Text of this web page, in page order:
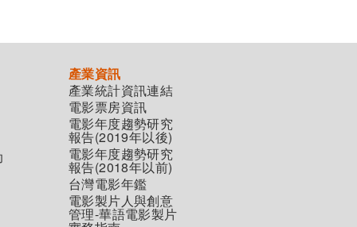
產業資訊
產業統計資訊連結
電影票房資訊
電影年度趨勢研究
報告(2019年以後)
電影年度趨勢研究
報告(2018年以前)
台灣電影年鑑
電影製片人與創意
管理-華語電影製片